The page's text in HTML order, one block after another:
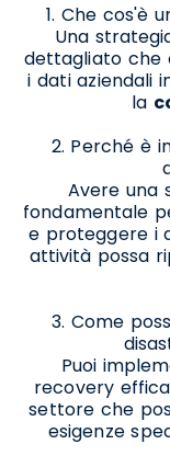
1. Che cos'è
Una
dettagliato che
i dati aziendali
la
2. Perché è
Avere una
fondamentale
e proteggere i
attività possa
3. Come
Puoi
recovery
settore che
esigenze